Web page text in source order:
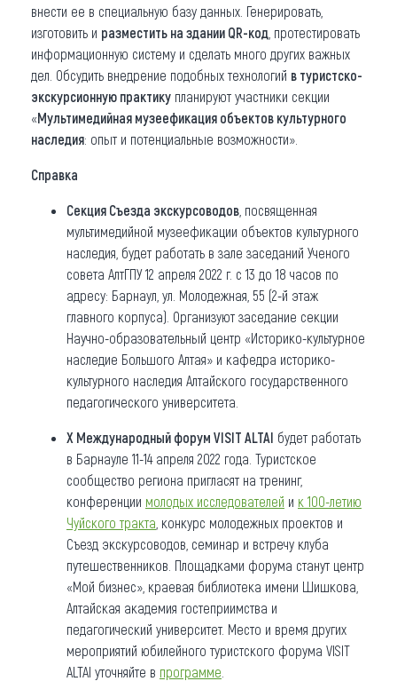
внести ее в специальную базу данных. Генерировать,
изготовить и разместить на здании QR-код , протестировать
информационную систему и сделать много других важных
дел. Обсудить внедрение подобных технологий в туристско-
экскурсионную практику планируют участники секции
«Мультимедийная музеефикация объектов культурного
наследия: опыт и потенциальные возможности».
Справка
Секция Съезда экскурсоводов , посвященная
мультимедийной музеефикации объектов культурного
наследия, будет работать в зале заседаний Ученого
совета АлтГПУ 12 апреля 2022 г. с 13 до 18 часов по
адресу: Барнаул, ул. Молодежная, 55 (2-й этаж
главного корпуса). Организуют заседание секции
Научно-образовательный центр «Историко-культурное
наследие Большого Алтая» и кафедра историко-
культурного наследия Алтайского государственного
педагогического университета.
Х Международный форум VISIT ALTAI будет работать
в Барнауле 11-14 апреля 2022 года. Туристское
сообщество региона пригласят на тренинг,
конференции молодых исследователей и к 100-летию
Чуйского тракта , конкурс молодежных проектов и
Съезд экскурсоводов, семинар и встречу клуба
путешественников. Площадками форума станут центр
«Мой бизнес», краевая библиотека имени Шишкова,
Алтайская академия гостеприимства и
педагогический университет. Место и время других
мероприятий юбилейного туристского форума VISIT
ALTAI уточняйте в программе